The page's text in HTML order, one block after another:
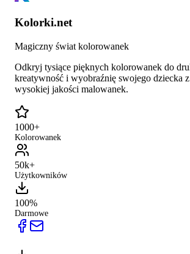
Kolorki.net
Magiczny świat kolorowanek
Odkryj tysiące pięknych kolorowanek do
kreatywność i wyobraźnię swojego dziecka
wysokiej jakości malowanek.
1000+
Kolorowanek
50k+
Użytkowników
100%
Darmowe